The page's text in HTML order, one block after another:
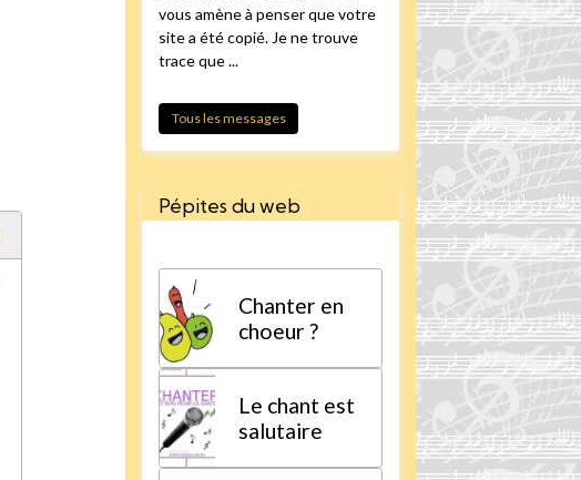
vous amène à penser que votre
site a été copié. Je ne trouve
trace que ...
Tous les messages
Pépites du web
Chanter en
choeur ?
Le chant est
salutaire